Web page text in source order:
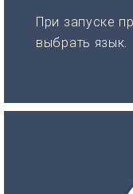
При запуске
выбрать язык.